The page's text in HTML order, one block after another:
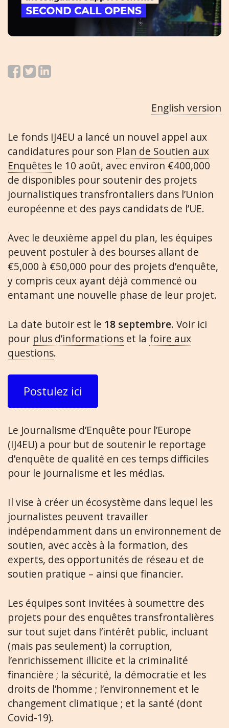
English version
Le fonds IJ4EU a lancé un nouvel appel aux
candidatures pour son Plan de Soutien aux
Enquêtes le 10 août, avec environ €400,000
de disponibles pour soutenir des projets
journalistiques transfrontaliers dans l’Union
européenne et des pays candidats de l’UE.
Avec le deuxième appel du plan, les équipes
peuvent postuler à des bourses allant de
€5,000 à €50,000 pour des projets d’enquête,
y compris ceux ayant déjà commencé ou
entamant une nouvelle phase de leur projet.
La date butoir est le 18 septembre. Voir ici
pour plus d’informations et la foire aux
questions.
Postulez ici
Le Journalisme d’Enquête pour l’Europe
(IJ4EU) a pour but de soutenir le reportage
d’enquête de qualité en ces temps difficiles
pour le journalisme et les médias.
Il vise à créer un écosystème dans lequel les
journalistes peuvent travailler
indépendamment dans un environnement de
soutien, avec accès à la formation, des
experts, des opportunités de réseau et de
soutien pratique – ainsi que financier.
Les équipes sont invitées à soumettre des
projets pour des enquêtes transfrontalières
sur tout sujet dans l’intérêt public, incluant
(mais pas seulement) la corruption,
l’enrichissement illicite et la criminalité
financière ; la sécurité, la démocratie et les
droits de l’homme ; l’environnement et le
changement climatique ; et la santé (dont
Covid-19).